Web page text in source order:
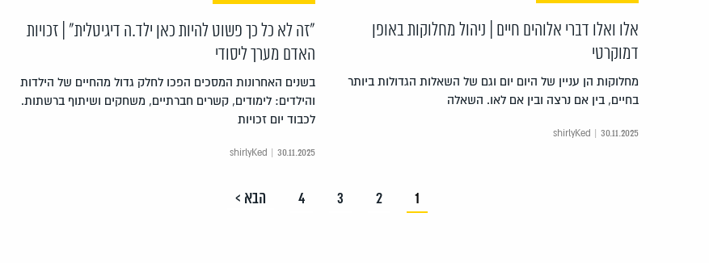
אלו ואלו דברי אלוהים חיים | ניהול מחלוקות באופן
דמוקרטי
מחלוקות הן עניין של היום יום וגם של השאלות הגדולות ביותר
בחיים, בין אם נרצה ובין אם לאו. השאלה
shirlyKed | 30.11.2025
"זה לא כל כך פשוט להיות כאן ילד.ה דיגיטלית" | זכויות
האדם מערך ליסודי
בשנים האחרונות המסכים הפכו לחלק גדול מהחיים של הילדות
והילדים: לימודים, קשרים חברתיים, משחקים ושיתוף ברשתות.
לכבוד יום זכויות
shirlyKed | 30.11.2025
1
2
3
4 הבא >